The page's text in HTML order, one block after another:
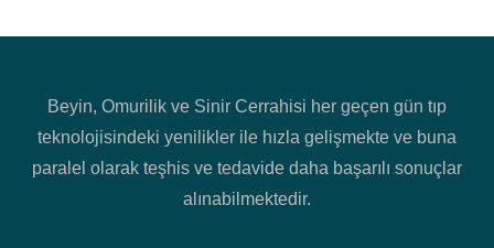
Beyin, Omurilik ve Sinir Cerrahisi her geçen gün tıp
teknolojisindeki yenilikler ile hızla gelişmekte ve buna
paralel olarak teşhis ve tedavide daha başarılı sonuçlar
alınabilmektedir.